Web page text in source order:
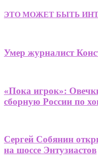
ЭТО МОЖЕТ БЫТЬ
Умер журналист
«Пока игрок»:
сборную России по
Сергей Собянин
на шоссе Энтузиастов